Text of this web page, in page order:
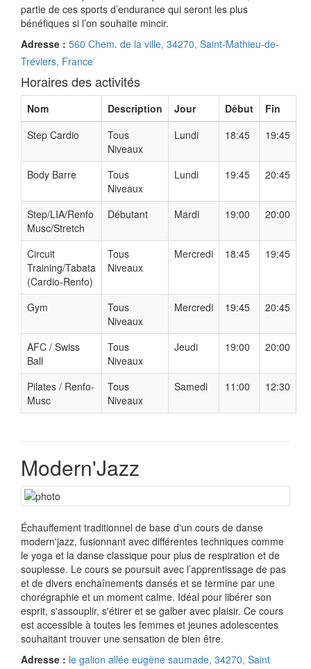
partie de ces sports d’endurance qui seront les plus
bénéfiques si l’on souhaite mincir.
Adresse : 560 Chem. de la ville, 34270, Saint-Mathieu-de-
Tréviers, France
Horaires des activités
Nom Description Jour Début
Fin
Step Cardio
Tous
Niveaux
Lundi 18:45 19:45
Body Barre
Tous
Niveaux
Lundi 19:45 20:45
Step/LIA/Renfo
Musc/Stretch
Débutant Mardi 19:00 20:00
Circuit
Training/Tabata
(Cardio-Renfo)
Tous
Niveaux
Mercredi 18:45 19:45
Gym
Tous
Niveaux
Mercredi 19:45 20:45
AFC / Swiss
Ball
Tous
Niveaux
Jeudi 19:00 20:00
Pilates / Renfo-
Musc
Tous
Niveaux
Samedi 11:00 12:30
Modern'Jazz
Échauffement traditionnel de base d'un cours de danse
modern'jazz, fusionnant avec différentes techniques comme
le yoga et la danse classique pour plus de respiration et de
souplesse. Le cours se poursuit avec l’apprentissage de pas
et de divers enchaînements dansés et se termine par une
chorégraphie et un moment calme. Idéal pour libérer son
esprit, s'assouplir, s'étirer et se galber avec plaisir. Ce cours
est accessible à toutes les femmes et jeunes adolescentes
souhaitant trouver une sensation de bien être.
Adresse : le galion allée eugène saumade, 34270, Saint